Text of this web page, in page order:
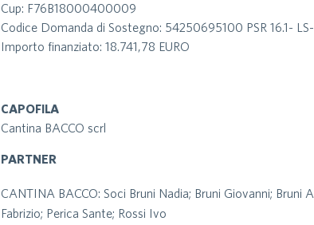
Cup: F76B18000400009
Codice Domanda di Sostegno: 54250695100 PSR 16.1-
Importo finanziato: 18.741,78 EURO
CAPOFILA
Cantina BACCO scrl
PARTNER
CANTINA BACCO: Soci Bruni Nadia; Bruni Giovanni; Bruni
Fabrizio; Perica Sante; Rossi Ivo